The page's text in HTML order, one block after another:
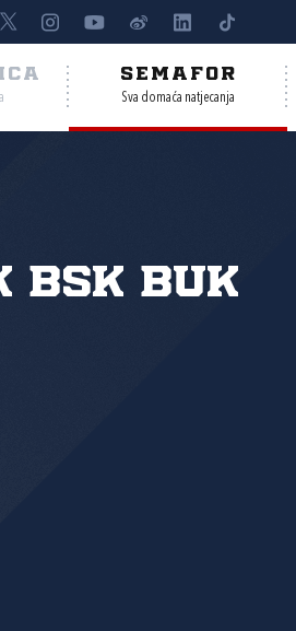
SEMAFOR
Sva domaća natjecanja
BSK Buk